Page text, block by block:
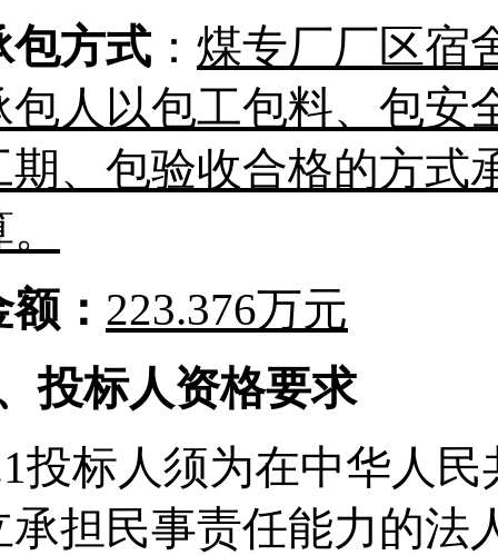
包方式 ： 煤专厂厂区宿
包人以包工包料、包安
期、包验收合格的方式
： 223.376万元
投标人资格要求
1投标人须为在中华人
承担民事责任能力的法